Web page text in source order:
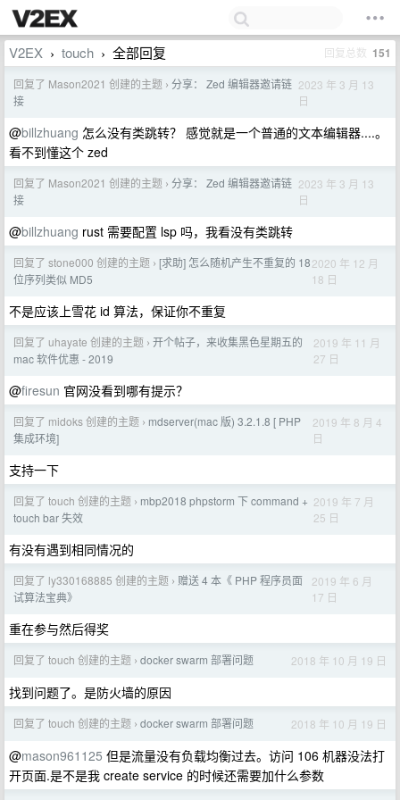
V2EX › touch › 全部回复 回复总数 151
回复了 Mason2021 创建的主题 › 分享： Zed 编辑器邀请链
接
2023 年 3 月 13
日
@billzhuang 怎么没有类跳转？ 感觉就是一个普通的文本编辑器....。
看不到懂这个 zed
回复了 Mason2021 创建的主题 › 分享： Zed 编辑器邀请链
接
2023 年 3 月 13
日
@billzhuang rust 需要配置 lsp 吗，我看没有类跳转
回复了 stone000 创建的主题 › [求助] 怎么随机产生不重复的 18
位序列类似 MD5
2020 年 12 月
18 日
不是应该上雪花 id 算法，保证你不重复
回复了 uhayate 创建的主题 › 开个帖子，来收集黑色星期五的
mac 软件优惠 - 2019
2019 年 11 月
27 日
@firesun 官网没看到哪有提示？
回复了 midoks 创建的主题 › mdserver(mac 版) 3.2.1.8 [ PHP
集成环境]
2019 年 8 月 4
日
支持一下
回复了 touch 创建的主题 › mbp2018 phpstorm 下 command +
touch bar 失效
2019 年 7 月
25 日
有没有遇到相同情况的
回复了 ly330168885 创建的主题 › 赠送 4 本《 PHP 程序员面
试算法宝典》
2019 年 6 月
17 日
重在参与然后得奖
回复了 touch 创建的主题 › docker swarm 部署问题 2018 年 10 月 19 日
找到问题了。是防火墙的原因
回复了 touch 创建的主题 › docker swarm 部署问题 2018 年 10 月 19 日
@mason961125 但是流量没有负载均衡过去。访问 106 机器没法打
开页面.是不是我 create service 的时候还需要加什么参数